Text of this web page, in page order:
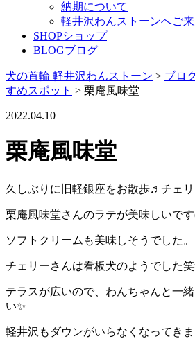
納期について
軽井沢わんストーンへご
SHOPショップ
BLOGブログ
犬の首輪 軽井沢わんストーン > ブロ
すめスポット > 栗庵風味堂
2022.04.10
栗庵風味堂
久しぶりに旧軽銀座をお散歩♬チェリ
栗庵風味堂さんのラテが美味しいで
ソフトクリームも美味しそうでした。
チェリーさんは看板犬のようでした
テラスが広いので、わんちゃんと一
い✨
軽井沢もダウンがいらなくなってきま